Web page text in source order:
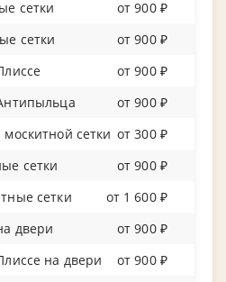
сетки
от 900 ₽
сетки
от 900 ₽
от 900 ₽
от 900 ₽
сетки от 300 ₽
сетки
от 900 ₽
сетки
от 1 600 ₽
двери
от 900 ₽
на двери
от 900 ₽